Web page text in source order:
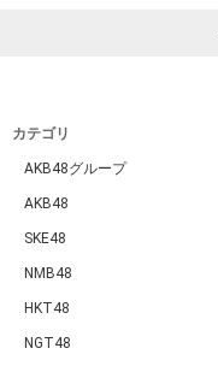
カテゴリ
AKB48グループ
AKB48
SKE48
NMB48
HKT48
NGT48